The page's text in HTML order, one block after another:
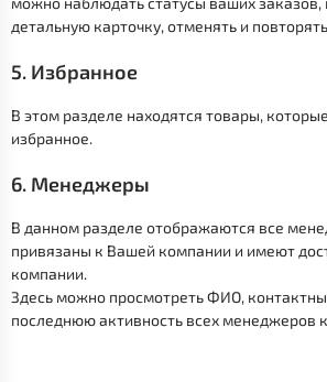
детальную карточку, отменять и
5. Избранное
В этом разделе находятся товары,
избранное.
6. Менеджеры
В данном разделе отображаются все
привязаны к Вашей компании и имеют
компании.
Здесь можно просмотреть ФИО,
последнюю активность всех менеджеров